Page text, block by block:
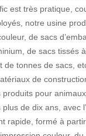
est très pratique,
notre usine
de sacs
de sacs tissés
de tonnes de sacs,
de
produits pour
de dix ans, avec
rapide, formé à